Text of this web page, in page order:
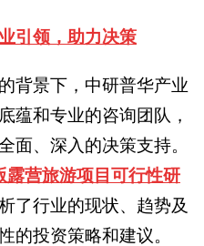
引领，助力决策
背景下，中研普华产业
蕴和专业的咨询团队，
面、深入的决策支持。
露营旅游项目可行性研
了行业的现状、趋势及
的投资策略和建议。